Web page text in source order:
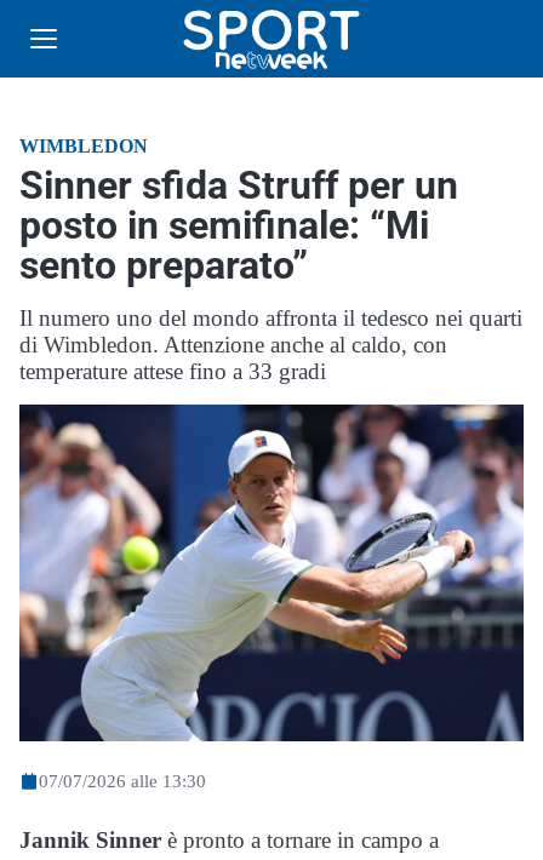
WIMBLEDON
Sinner sfida Struff per un
posto in semifinale: “Mi
sento preparato”
Il numero uno del mondo affronta il tedesco nei quarti
di Wimbledon. Attenzione anche al caldo, con
temperature attese fino a 33 gradi
07/07/2026 alle 13:30
Jannik Sinner è pronto a tornare in campo a